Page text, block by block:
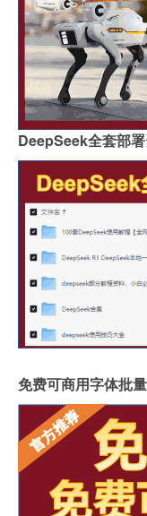
DeepSeek全套部
免费可商用字体批